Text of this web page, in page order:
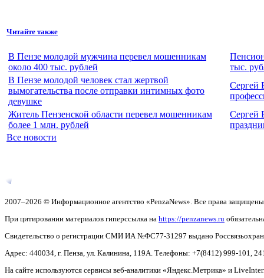
Читайте также
В Пензе молодой мужчина перевел мошенникам
около 400 тыс. рублей
тыс.
В Пензе молодой человек стал жертвой
вымогательства после отправки интимных фото
девушке
Сергей
Житель Пензенской области перевел мошенникам
более 1 млн. рублей
Сергей
Все новости
2007–2026 © Информационное агентство «PenzaNews». Все права
При цитировании материалов гиперссылка на https://penzanews.ru
Свидетельство о регистрации СМИ ИА №ФС77-31297 выдано
Адрес: 440034, г. Пенза, ул. Калинина, 119А. Телефоны: +7(8412) 999-101,
На сайте используются сервисы веб-аналитики «Яндекс.Метрика» и